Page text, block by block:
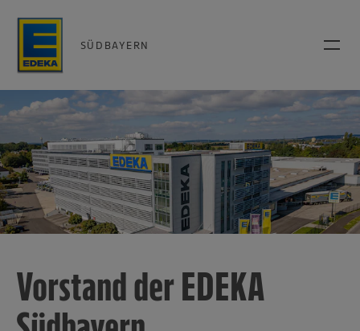
SÜDBAYERN
Vorstand der EDEKA